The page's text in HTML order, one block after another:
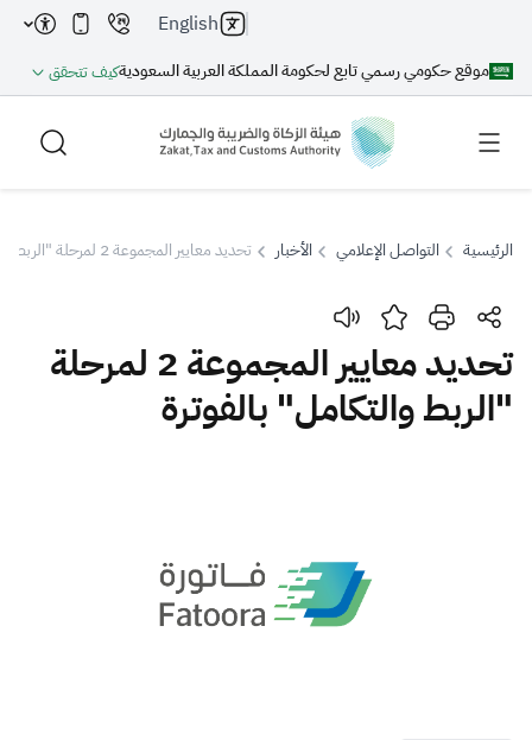
موقع حكومي رسمي تابع لحكومة المملكة العربية السعوديةكيف تتحقق
English
بحث
بحث بحث AI
التصرفات العقارية
الرئيسية التواصل الإعلامي الأخبار تحديد معايير المجموعة 2 لمرحلة "الربط والتكامل" بالفوترة
تحديد معايير المجموعة 2 لمرحلة
"الربط والتكامل" بالفوترة